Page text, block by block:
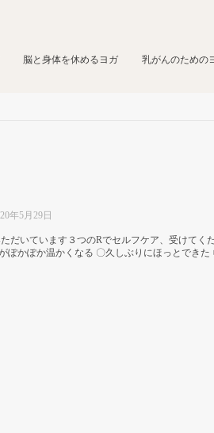
脳と身体を休めるヨガ 乳がんのための
年5月29日
だいています３つのRでセルフケア、受けてく
ぽかぽか温かくなる 〇久しぶりにほっとできた